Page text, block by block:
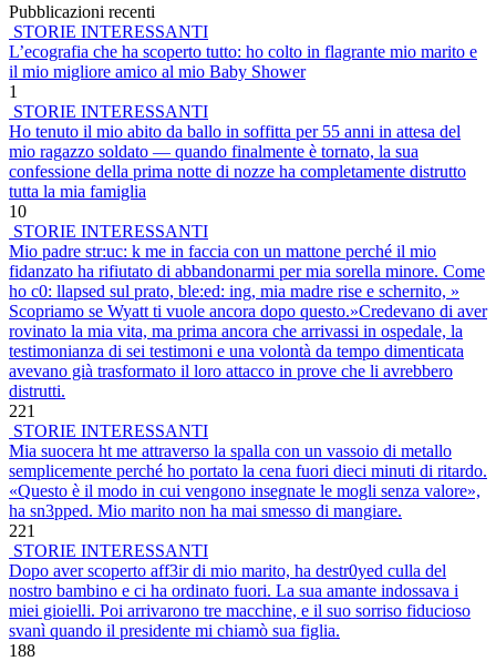
Pubblicazioni recenti
STORIE INTERESSANTI
L’ecografia che ha scoperto tutto: ho colto in flagrante mio marito e
il mio migliore amico al mio Baby Shower
1
STORIE INTERESSANTI
Ho tenuto il mio abito da ballo in soffitta per 55 anni in attesa del
mio ragazzo soldato — quando finalmente è tornato, la sua
confessione della prima notte di nozze ha completamente distrutto
tutta la mia famiglia
10
STORIE INTERESSANTI
Mio padre str:uc: k me in faccia con un mattone perché il mio
fidanzato ha rifiutato di abbandonarmi per mia sorella minore. Come
ho c0: llapsed sul prato, ble:ed: ing, mia madre rise e schernito, »
Scopriamo se Wyatt ti vuole ancora dopo questo.»Credevano di aver
rovinato la mia vita, ma prima ancora che arrivassi in ospedale, la
testimonianza di sei testimoni e una volontà da tempo dimenticata
avevano già trasformato il loro attacco in prove che li avrebbero
distrutti.
221
STORIE INTERESSANTI
Mia suocera ht me attraverso la spalla con un vassoio di metallo
semplicemente perché ho portato la cena fuori dieci minuti di ritardo.
«Questo è il modo in cui vengono insegnate le mogli senza valore»,
ha sn3pped. Mio marito non ha mai smesso di mangiare.
221
STORIE INTERESSANTI
Dopo aver scoperto aff3ir di mio marito, ha destr0yed culla del
nostro bambino e ci ha ordinato fuori. La sua amante indossava i
miei gioielli. Poi arrivarono tre macchine, e il suo sorriso fiducioso
svanì quando il presidente mi chiamò sua figlia.
188